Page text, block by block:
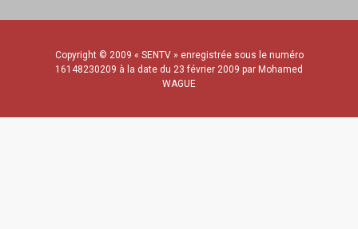
Copyright © 2009 « SENTV » enregistrée sous le numéro
16148230209 à la date du 23 février 2009 par Mohamed
WAGUE